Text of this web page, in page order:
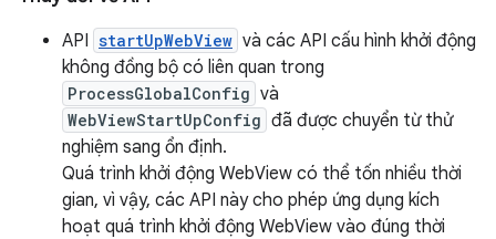
API startUpWebView và các API cấu hình khởi động
không đồng bộ có liên quan trong
ProcessGlobalConfig và
WebViewStartUpConfig đã được chuyển từ thử
nghiệm sang ổn định.
Quá trình khởi động WebView có thể tốn nhiều thời
gian, vì vậy, các API này cho phép ứng dụng kích
hoạt quá trình khởi động WebView vào đúng thời